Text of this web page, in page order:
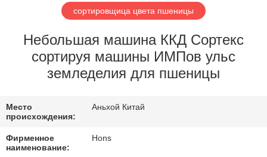
ФАБРИКИ
ПРОВЕРКА
КАЧЕСТВА
СВЯЖИТЕСЬ
МЫ
сортировщица цвета пшеницы
Небольшая машина ККД Сортекс
сортируя машины ИМПов ульс
земледелия для пшеницы
Место
происхождения:
Аньхой Китай
Фирменное
наименование:
Hons